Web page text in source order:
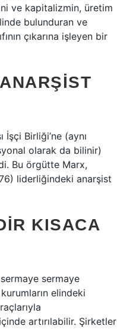
ve kapitalizmin, üretim
bulunduran ve
çıkarına işleyen bir
İşçi Birliği’ne (aynı
olarak da bilinir)
Bu örgütte Marx,
liderliğindeki anarşist
KISACA
sermaye
elindeki
artırılabilir. Şirketler